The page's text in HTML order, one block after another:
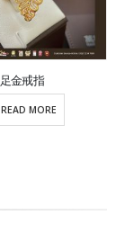
足金戒指
READ MORE